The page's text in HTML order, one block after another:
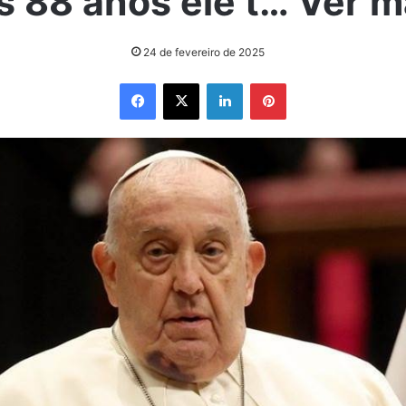
24 de fevereiro de 2025
Facebook
X LinkedinPinterest